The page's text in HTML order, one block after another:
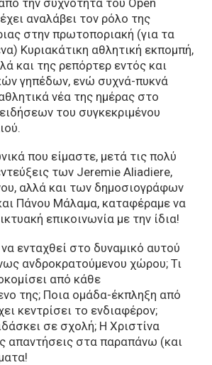
αναλάβει τον ρόλο της
στην πρωτοποριακή (για τα
Κυριακάτικη αθλητική εκπομπή,
και της ρεπόρτερ εντός και
γηπέδων, ενώ συχνά-πυκνά
νέα της ημέρας στο
του συγκεκριμένου
που είμαστε, μετά τις πολύ
των Jeremie Aliadiere,
αλλά και των δημοσιογράφων
Πάνου Μάλαμα, καταφέραμε να
επικοινωνία με την ίδια!
ενταχθεί στο δυναμικό αυτού
ανδροκρατούμενου χώρου; Τι
από κάθε
της; Ποια ομάδα-έκπληξη από
κεντρίσει το ενδιαφέρον;
σε σχολή; Η Χριστίνα
απαντήσεις στα παραπάνω (και